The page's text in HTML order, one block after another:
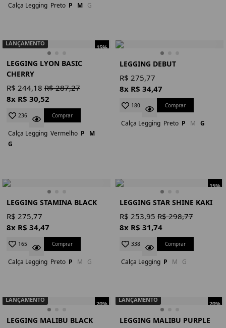
Calça Legging Preto P M G
15%
LANÇAMENTO
LEGGING LYON BASIC
CHERRY
R$ 244,18 R$ 287,27
8x R$ 30,52
236 Comprar
Calça Legging Vermelho P
M
G
LEGGING DEBUT
R$ 275,77
8x R$ 34,47
180 Comprar
Calça Legging Preto P M G
LEGGING STAMINA BLACK
R$ 275,77
8x R$ 34,47
165 Comprar
Calça Legging Preto P M G
15%
LEGGING STAR SHINE KAKI
R$ 253,95 R$ 298,77
8x R$ 31,74
338 Comprar
Calça Legging P M G
20%
LANÇAMENTO
LEGGING MALIBU BLACK
20%
LANÇAMENTO
LEGGING MALIBU PURPLE